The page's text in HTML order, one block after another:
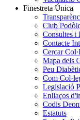
Finestreta Única
Club
Consultes i
Contacte
Cercar
Mapa dels
Peu
Com
Legislació
Enllaços
Codis
Estatuts